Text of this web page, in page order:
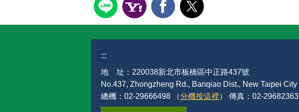
:::
地 址：220038新北市板橋區中正路437號
No.437, Zhongzheng Rd., Banqiao Dist., New Taipei City
總機：02-29666498 （分機按這裡） 傳真：02-29682363